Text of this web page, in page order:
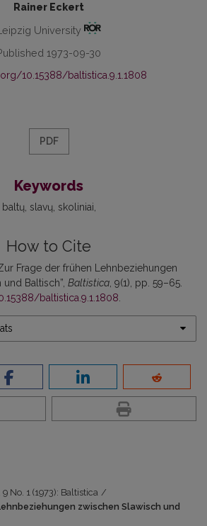
Rainer Eckert
University
1973-09-30
10.15388/baltistica.9.1.1808
PDF
Keywords
baltų slavų skoliniai
How to Cite
Frage der frühen Lehnbeziehungen
Baltisch”, Baltistica, 9(1), pp. 59–65.
baltistica.9.1.1808
9 No. 1 (1973): Baltistica /
zwischen Slawisch und